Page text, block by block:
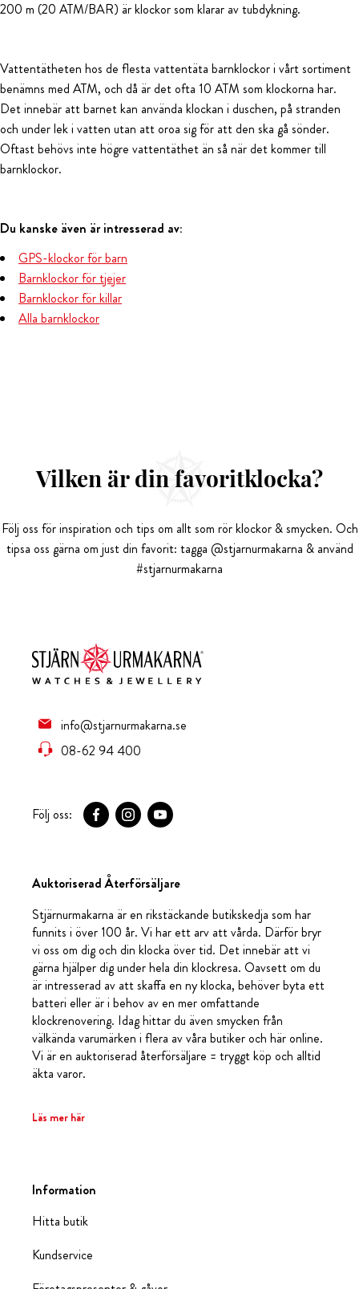
200 m (20 ATM/BAR) är klockor som klarar av tubdykning.
Vattentätheten hos de flesta vattentäta barnklockor i vårt sortiment
benämns med ATM, och då är det ofta 10 ATM som klockorna har.
Det innebär att barnet kan använda klockan i duschen, på stranden
och under lek i vatten utan att oroa sig för att den ska gå sönder.
Oftast behövs inte högre vattentäthet än så när det kommer till
barnklockor.
Du kanske även är intresserad av:
GPS-klockor för barn
Barnklockor för tjejer
Barnklockor för killar
Alla barnklockor
Vilken är din favoritklocka?
Följ oss för inspiration och tips om allt som rör klockor & smycken. Och
tipsa oss gärna om just din favorit: tagga @stjarnurmakarna & använd
#stjarnurmakarna
info@stjarnurmakarna.se
08-62 94 400
Följ oss:
Auktoriserad Återförsäljare
Stjärnurmakarna är en rikstäckande butikskedja som har
funnits i över 100 år. Vi har ett arv att vårda. Därför bryr
vi oss om dig och din klocka över tid. Det innebär att vi
gärna hjälper dig under hela din klockresa. Oavsett om du
är intresserad av att skaffa en ny klocka, behöver byta ett
batteri eller är i behov av en mer omfattande
klockrenovering. Idag hittar du även smycken från
välkända varumärken i flera av våra butiker och här online.
Vi är en auktoriserad återförsäljare = tryggt köp och alltid
äkta varor.
Läs mer här
Information
Hitta butik
Kundservice